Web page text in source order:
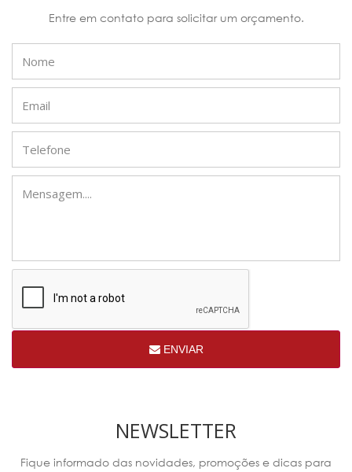
Entre em contato para solicitar um orçamento.
ENVIAR
NEWSLETTER
Fique informado das novidades, promoções e dicas para